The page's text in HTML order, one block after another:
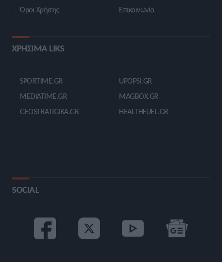
Όροι Χρήσης
Επικοινωνία
ΧΡΗΣΙΜΑ LIKS
SPORTIME.GR
MEDIATIME.GR
GEOSTRATIGIKA.GR
UPOPSI.GR
MAGBOX.GR
HEALTHFUEL.GR
SOCIAL